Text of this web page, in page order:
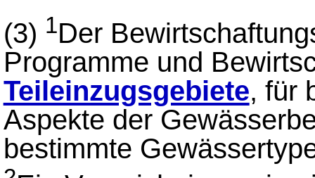
(3) 1Der
Programme und
Teileinzugsgebiete, für
Aspekte der
bestimmte